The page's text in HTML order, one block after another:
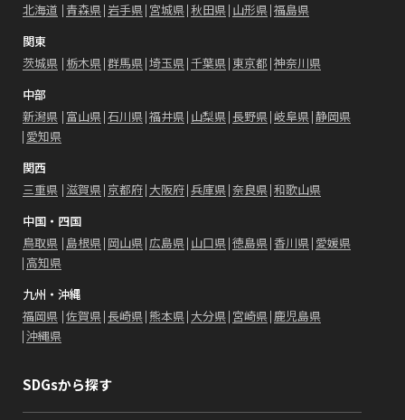
北海道 青森県 岩手県 宮城県 秋田県 山形県 福島県
関東
茨城県 栃木県 群馬県 埼玉県 千葉県 東京都 神奈川県
中部
新潟県 富山県 石川県 福井県 山梨県 長野県 岐阜県 静岡県
愛知県
関西
三重県 滋賀県 京都府 大阪府 兵庫県 奈良県 和歌山県
中国・四国
鳥取県 島根県 岡山県 広島県 山口県 徳島県 香川県 愛媛県
高知県
九州・沖縄
福岡県 佐賀県 長崎県 熊本県 大分県 宮崎県 鹿児島県
沖縄県
SDGsから探す